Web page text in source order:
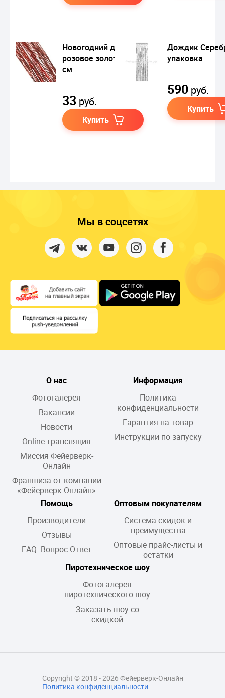
Новогодний дождик
розовое золото, 100
см
33 руб.
Купить
Дождик
упаковка
590 руб.
Купить
Мы в соцсетях
О нас
Фотогалерея
Вакансии
Новости
Online-трансляция
Миссия Фейерверк-
Онлайн
Франшиза от компании
«Фейерверк-Онлайн»
Информация
Политика
конфиденциальности
Гарантия на товар
Инструкции по запуску
Помощь
Производители
Отзывы
FAQ: Вопрос-Ответ
Оптовым покупателям
Система скидок и
преимущества
Оптовые прайс-листы и
остатки
Пиротехническое шоу
Фотогалерея
пиротехнического шоу
Заказать шоу со
скидкой
Copyright © 2018 - 2026 Фейерверк-Онлайн
Политика конфиденциальности